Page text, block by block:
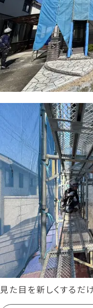
見た目を新しくするだ